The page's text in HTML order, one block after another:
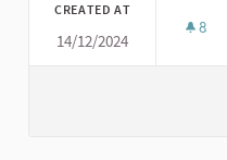
CREATED AT
14/12/2024
8